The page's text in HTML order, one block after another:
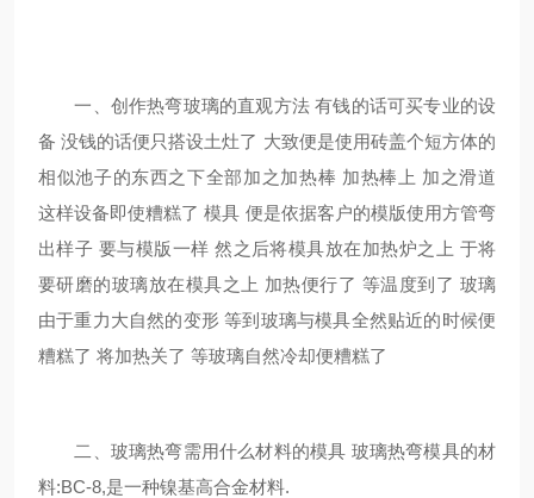
一、创作热弯玻璃的直观方法 有钱的话可买专业的设
备 没钱的话便只搭设土灶了 大致便是使用砖盖个短方体的
相似池子的东西之下全部加之加热棒 加热棒上 加之滑道
这样设备即使糟糕了 模具 便是依据客户的模版使用方管弯
出样子 要与模版一样 然之后将模具放在加热炉之上 于将
要研磨的玻璃放在模具之上 加热便行了 等温度到了 玻璃
由于重力大自然的变形 等到玻璃与模具全然贴近的时候便
糟糕了 将加热关了 等玻璃自然冷却便糟糕了
二、玻璃热弯需用什么材料的模具 玻璃热弯模具的材
料:BC-8,是一种镍基高合金材料.